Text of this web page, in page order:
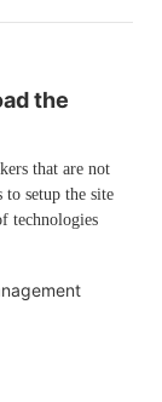
the
that are not
to setup the site
technologies